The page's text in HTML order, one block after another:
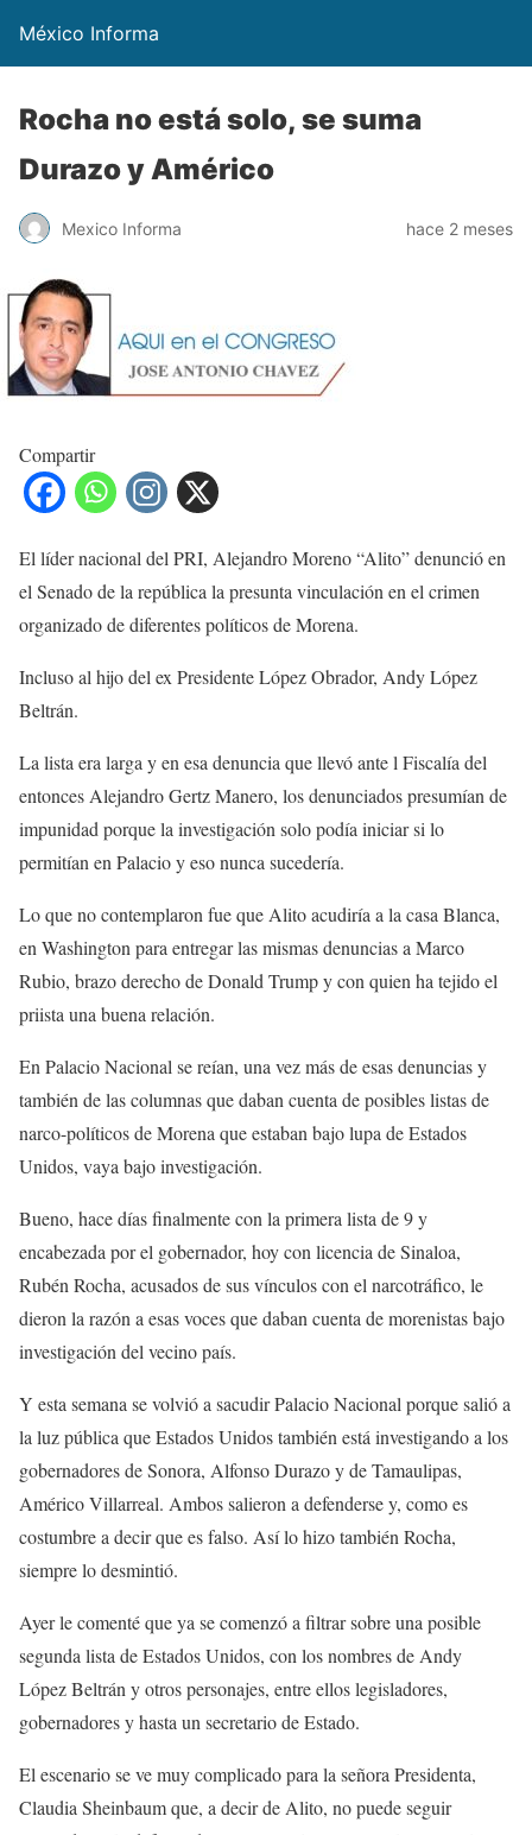
México Informa
Rocha no está solo, se suma
Durazo y Américo
Mexico Informa hace 2 meses
Compartir
El líder nacional del PRI, Alejandro Moreno “Alito” denunció en
el Senado de la república la presunta vinculación en el crimen
organizado de diferentes políticos de Morena.
Incluso al hijo del ex Presidente López Obrador, Andy López
Beltrán.
La lista era larga y en esa denuncia que llevó ante l Fiscalía del
entonces Alejandro Gertz Manero, los denunciados presumían de
impunidad porque la investigación solo podía iniciar si lo
permitían en Palacio y eso nunca sucedería.
Lo que no contemplaron fue que Alito acudiría a la casa Blanca,
en Washington para entregar las mismas denuncias a Marco
Rubio, brazo derecho de Donald Trump y con quien ha tejido el
priista una buena relación.
En Palacio Nacional se reían, una vez más de esas denuncias y
también de las columnas que daban cuenta de posibles listas de
narco-políticos de Morena que estaban bajo lupa de Estados
Unidos, vaya bajo investigación.
Bueno, hace días finalmente con la primera lista de 9 y
encabezada por el gobernador, hoy con licencia de Sinaloa,
Rubén Rocha, acusados de sus vínculos con el narcotráfico, le
dieron la razón a esas voces que daban cuenta de morenistas bajo
investigación del vecino país.
Y esta semana se volvió a sacudir Palacio Nacional porque salió a
la luz pública que Estados Unidos también está investigando a los
gobernadores de Sonora, Alfonso Durazo y de Tamaulipas,
Américo Villarreal. Ambos salieron a defenderse y, como es
costumbre a decir que es falso. Así lo hizo también Rocha,
siempre lo desmintió.
Ayer le comenté que ya se comenzó a filtrar sobre una posible
segunda lista de Estados Unidos, con los nombres de Andy
López Beltrán y otros personajes, entre ellos legisladores,
gobernadores y hasta un secretario de Estado.
El escenario se ve muy complicado para la señora Presidenta,
Claudia Sheinbaum que, a decir de Alito, no puede seguir